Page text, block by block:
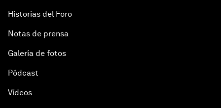
Historias del Foro
Notas de prensa
Galería de fotos
Pódcast
Vídeos